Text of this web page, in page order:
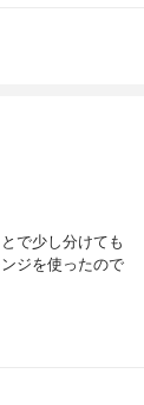
で少し分けても
ジを使ったので